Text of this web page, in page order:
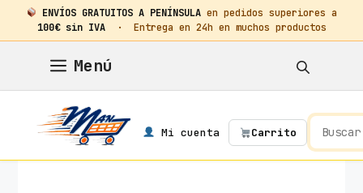
ENVÍOS GRATUITOS A PENÍNSULA en pedidos superiores a
100€ sin IVA· Entrega en 24h en muchos productos
contenido
Menú
Mi cuenta Carrito